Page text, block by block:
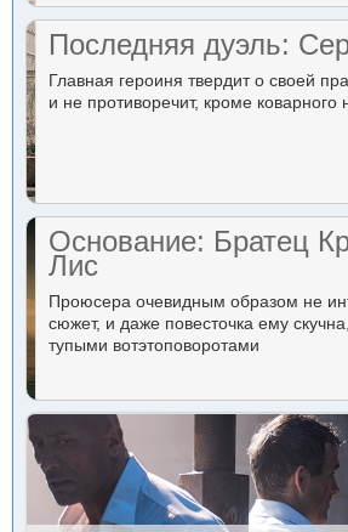
Последняя дуэль:
Главная героиня твердит о своей
и не противоречит, кроме коварного
Основание: Братец
Лис
Проюсера очевидным образом не
сюжет, и даже повесточка ему
тупыми вотэтоповоротами